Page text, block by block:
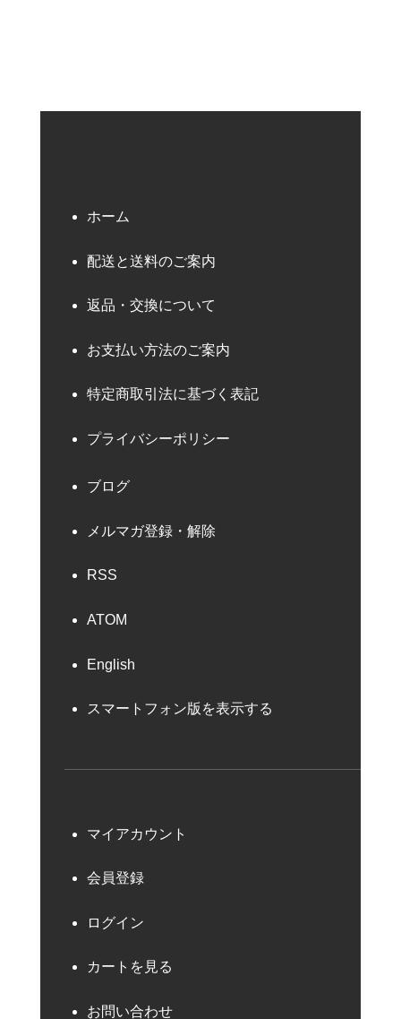
ホーム
配送と送料のご案内
返品・交換について
お支払い方法のご案内
特定商取引法に基づく表記
プライバシーポリシー
ブログ
メルマガ登録・解除
RSS
ATOM
English
スマートフォン版を表示する
マイアカウント
会員登録
ログイン
カートを見る
お問い合わせ